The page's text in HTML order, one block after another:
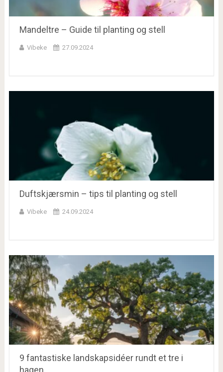
Mandeltre – Guide til planting og stell
Vibeke 27.09.2024
Duftskjærsmin – tips til planting og stell
Vibeke 24.09.2024
9 fantastiske landskapsidéer rundt et tre i
hagen